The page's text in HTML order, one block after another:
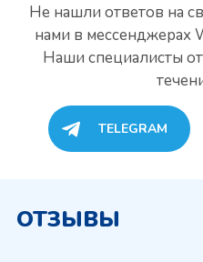
Не нашли ответов на
нами в мессенджерах
Наши специалисты
TELEGRAM
ОТЗЫВЫ